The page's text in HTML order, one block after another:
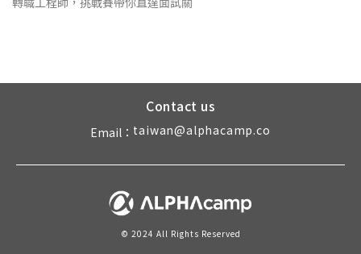
Contact us
Email： taiwan@alphacamp.co
© 2024 All Rights Reserved